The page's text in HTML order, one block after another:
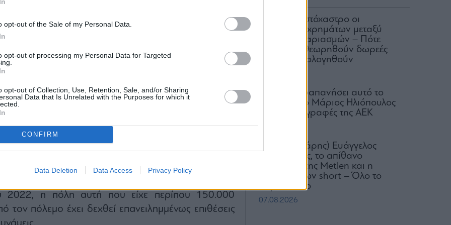
opt-out of the Sale of my Personal Data.
opt-out of processing my Personal Data for Targeted
opt-out of Collection, Use, Retention, Sale, and/or Sharing
Data that Is Unrelated with the Purposes for which it
CONFIRM
Data Deletion Data Access Privacy Policy
είναι δημοσιογράφοι, υπήκοοι της Ουκρανίας, των
πρόσθεσε, χωρίς να διευκρινίσει σχετικά με το
και ποιος αγνοείται.
οποία υπέστη ζημιές το ξενοδοχείο και γειτονικό
δυνάμεις και διασώστες. Απομακρύνονται τα
σε εξέλιξη οι επιχειρήσεις διάσωσης”,
η τελευταία μεγάλη πόλη του Ντονμπάς που
υπό ουκρανικό έλεγχο, βρίσκεται σε απόσταση
δυτικά της γραμμής του μετώπου.
2022, η πόλη αυτή που είχε περίπου 150.000
τον πόλεμο έχει δεχθεί επανειλημμένως επιθέσεις
ΑΑΔΕ: Στο στόχαστρο οι
μεταφορές χρημάτων μεταξύ
κοινών λογαριασμών – Πότε
μπορεί να θεωρηθούν δωρεές
και να φορολογηθούν
Πόσα έχει δαπανήσει αυτό το
καλοκαίρι ο Μάριος Ηλιόπουλος
για τις μεταγραφές της ΑΕΚ
Ο (πεισματάρης) Ευάγγελος
Μυτιληναίος, το απίθανο
comeback της Μetlen και η
συντριβή των short – Όλο το
παρασκήνιο
07.08.2026